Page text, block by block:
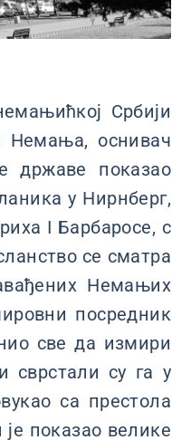
Србији
Немања, оснивач
државе показао
у Нирнберг,
I Барбаросе, с
се сматра
Немањих
посредник
све да измири
сврстали су га у
са престола
показао велике